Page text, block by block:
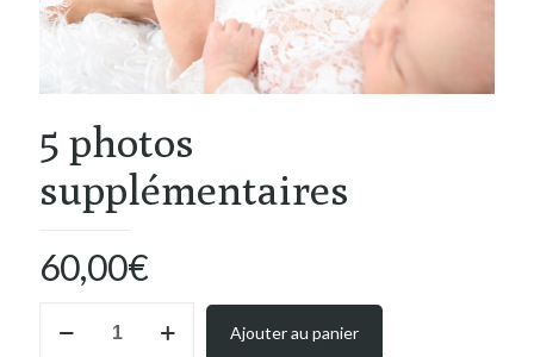
5 photos
supplémentaires
60,00€
Ajouter au panier